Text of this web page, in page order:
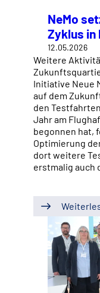
NeMo
Zyklus
12.05.2026
Weitere
Initiative Neue
auf dem
den
Jahr am
begonnen hat,
Optimierung
dort weitere
erstmalig auch